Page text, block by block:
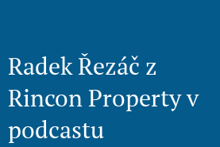
Radek Řezáč z
Rincon Property v
podcastu